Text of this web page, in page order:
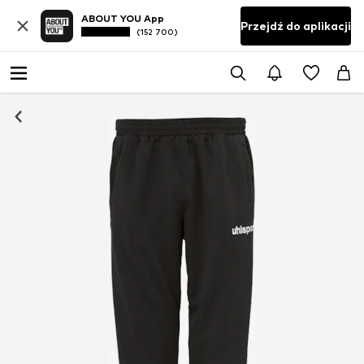
ABOUT YOU App
(152 700) Przejdź do aplikacji